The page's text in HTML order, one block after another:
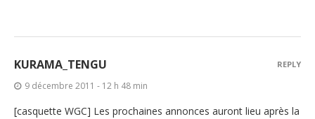
KURAMA_TENGU
9 décembre 2011 - 12 h 48 min
[casquette WGC] Les prochaines annonces auront lieu après la
REPLY